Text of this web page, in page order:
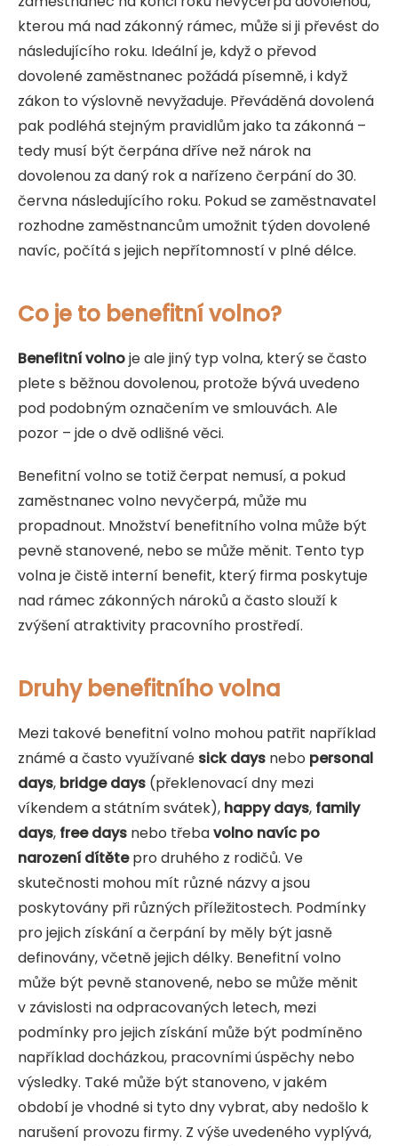
kterou má nad zákonný rámec, může si ji převést do
následujícího roku. Ideální je, když o převod
dovolené zaměstnanec požádá písemně, i když
zákon to výslovně nevyžaduje. Převáděná dovolená
pak podléhá stejným pravidlům jako ta zákonná –
tedy musí být čerpána dříve než nárok na
dovolenou za daný rok a nařízeno čerpání do 30.
června následujícího roku. Pokud se zaměstnavatel
rozhodne zaměstnancům umožnit týden dovolené
navíc, počítá s jejich nepřítomností v plné délce.
Co je to benefitní volno?
Benefitní volnoje ale jiný typ volna, který se často
plete s běžnou dovolenou, protože bývá uvedeno
pod podobným označením ve smlouvách. Ale
pozor – jde o dvě odlišné věci.
Benefitní volno se totiž čerpat nemusí, a pokud
zaměstnanec volno nevyčerpá, může mu
propadnout. Množství benefitního volna může být
pevně stanovené, nebo se může měnit. Tento typ
volna je čistě interní benefit, který firma poskytuje
nad rámec zákonných nároků a často slouží k
zvýšení atraktivity pracovního prostředí.
Druhy benefitního volna
Mezi takové benefitní volno mohou patřit například
známé a často využívané sick days nebo personal
days, bridge days (překlenovací dny mezi
víkendem a státním svátek), happy days, family
days, free days nebo třebavolno navíc po
narození dítětepro druhého z rodičů. Ve
skutečnosti mohou mít různé názvy a jsou
poskytovány při různých příležitostech. Podmínky
pro jejich získání a čerpání by měly být jasně
definovány, včetně jejich délky. Benefitní volno
může být pevně stanovené, nebo se může měnit
v závislosti na odpracovaných letech, mezi
podmínky pro jejich získání může být podmíněno
například docházkou, pracovními úspěchy nebo
výsledky. Také může být stanoveno, v jakém
období je vhodné si tyto dny vybrat, aby nedošlo k
narušení provozu firmy. Z výše uvedeného vyplývá,